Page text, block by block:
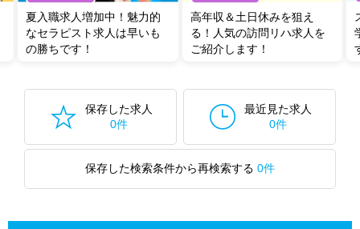
夏入職求人増加中！魅力的
なセラピスト求人は早いも
の勝ちです！
高年収＆土日休みを狙え
る！人気の訪問リハ求人を
ご紹介します！
保存した求人
0件
最近見た求人
0件
保存した検索条件から再検索する 0件